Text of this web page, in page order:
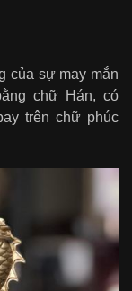
của sự may mắn
chữ Hán, có
trên chữ phúc